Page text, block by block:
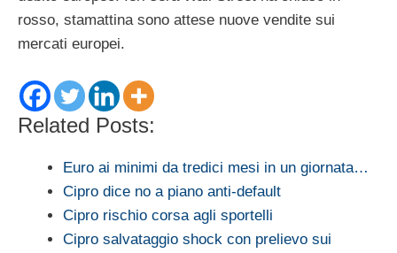
rosso, stamattina sono attese nuove vendite sui
mercati europei.
Related Posts:
Euro ai minimi da tredici mesi in un giornata…
Cipro dice no a piano anti-default
Cipro rischio corsa agli sportelli
Cipro salvataggio shock con prelievo sui